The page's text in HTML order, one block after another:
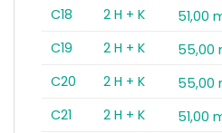
C18
2 H + K 51,00
C19
2 H + K 55,00
C20
2 H + K 55,00
C21
2 H + K 51,00